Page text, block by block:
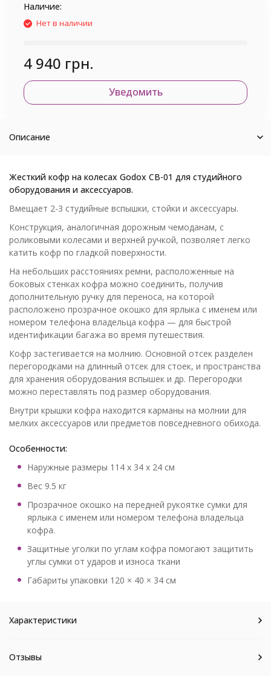
Наличие:
Нет в наличии
4 940 грн.
Уведомить
Описание
Жесткий кофр на колесах Godox CB-01 для студийного
оборудования и аксессуаров.
Вмещает 2-3 студийные вспышки, стойки и аксессуары.
Конструкция, аналогичная дорожным чемоданам, с
роликовыми колесами и верхней ручкой, позволяет легко
катить кофр по гладкой поверхности.
На небольших расстояниях ремни, расположенные на
боковых стенках кофра можно соединить, получив
дополнительную ручку для переноса, на которой
расположено прозрачное окошко для ярлыка с именем или
номером телефона владельца кофра — для быстрой
идентификации багажа во время путешествия.
Кофр застегивается на молнию. Основной отсек разделен
перегородками на длинный отсек для стоек, и пространства
для хранения оборудования вспышек и др. Перегородки
можно переставлять под размер оборудования.
Внутри крышки кофра находится карманы на молнии для
мелких аксессуаров или предметов повседневного обихода.
Особенности:
Наружные размеры 114 х 34 х 24 см
Вес 9.5 кг
Прозрачное окошко на передней рукоятке сумки для
ярлыка с именем или номером телефона владельца
кофра.
Защитные уголки по углам кофра помогают защитить
углы сумки от ударов и износа ткани
Габариты упаковки 120 × 40 × 34 см
Характеристики
Отзывы